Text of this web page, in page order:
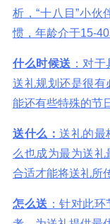
析，“十八目”小
惯，年龄介于15-40
什么时候送 ：对
送礼规划还是很有
能还有些特殊的节
送什么： 送礼的最
么也成为最为送礼
合适才能将送礼所
怎么送 ：针对此